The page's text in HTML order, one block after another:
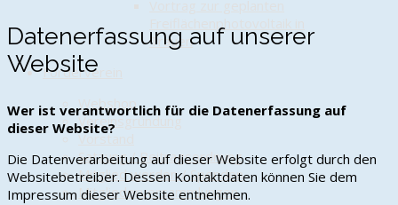
Freiflächenphotovoltaik in
Trauen
Förderverein
Webshop
Vereinsgründung
Vorstand
Satzung / Beitragsordnung
Mitglied werden / Spenden
Mitgliederversammlungen
Datenerfassung auf unserer
Website
Wer ist verantwortlich für die Datenerfassung auf
dieser Website?
Die Datenverarbeitung auf dieser Website erfolgt durch den
Websitebetreiber. Dessen Kontaktdaten können Sie dem
Impressum dieser Website entnehmen.